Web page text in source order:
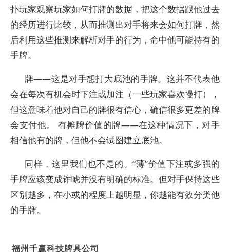
扑玩家观察玩家如何打牌的数据，把这个数据跟他过去
的经历进行比较，从而推测出对手将来会如何打牌，然
后利用这些推测来解析对手的行为，命中他可能持有的
手牌。
牌——这是对手想打大底池的手牌。这并不代表他
会在每次有机会时下注或加注（一些玩家喜欢慢打），
但这意味着他对自己的牌很有信心，确信很多更差的牌
会支付他。 有摊牌价值的牌——在这种情况下，对手
相信他有的牌，但他不会试图建立底池。
同样，这里我们也不是的。“薄”价值下注或多强的
手牌应该变成诈唬并没有明确的标准。但对手保持这些
区别越多，在小或的程度上越明显，你越能有效分类他
的手牌。
福州千赢科技牌具公司